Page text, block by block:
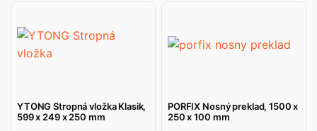
YTONG Stropná vložka Klasik,
599 x 249 x 250 mm
PORFIX Nosný preklad, 1500 x
250 x 100 mm